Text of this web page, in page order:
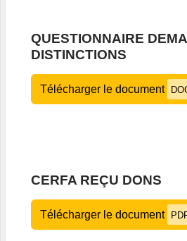
QUESTIONNAIRE
DISTINCTIONS
Télécharger le document
CERFA REÇU DONS
Télécharger le document